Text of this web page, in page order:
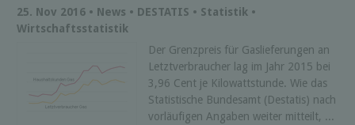
25. Nov 2016 • News • DESTATIS • Statistik •
Wirtschaftsstatistik
Der Grenzpreis für Gaslieferungen an
Letztverbraucher lag im Jahr 2015 bei
3,96 Cent je Kilowattstunde. Wie das
Statistische Bundesamt (Destatis) nach
vorläufigen Angaben weiter mitteilt, ...